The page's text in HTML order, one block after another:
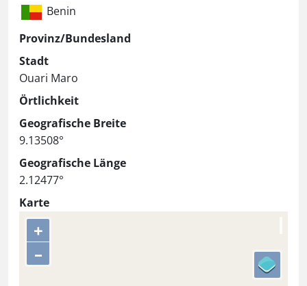
Benin
Provinz/Bundesland
Stadt
Ouari Maro
Örtlichkeit
Geografische Breite
9.13508°
Geografische Länge
2.12477°
Karte
+
–